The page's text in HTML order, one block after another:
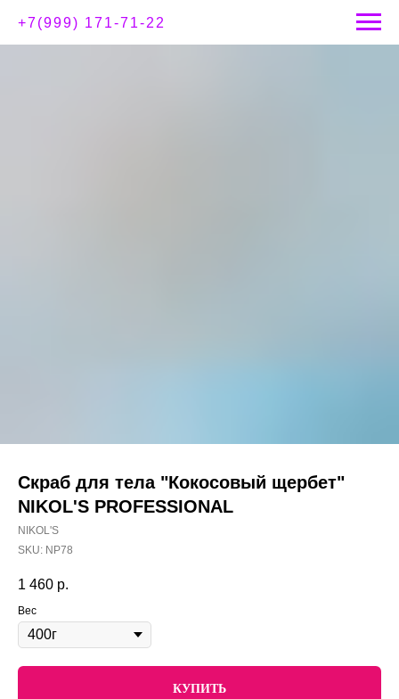
+7(999) 171-71-22
Скраб для тела "Кокосовый щербет"
NIKOL'S PROFESSIONAL
NIKOL'S
SKU: NP78
1 460 р.
Вес
КУПИТЬ